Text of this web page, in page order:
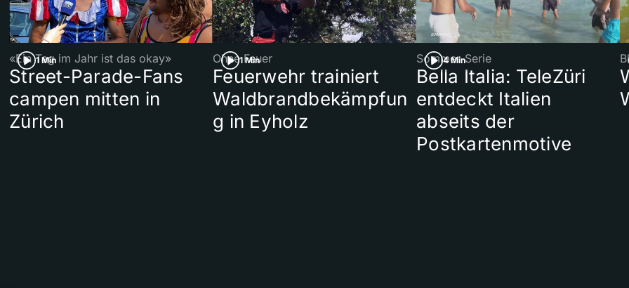
1 Min
«Ein Tag im Jahr ist das okay»
Street-Parade-Fans
campen mitten in
Zürich
1 Min
Ohne Feuer
Feuerwehr trainiert
Waldbrandbekämpfun
g in Eyholz
4 Min
Sommer-Serie
Bella Italia: TeleZüri
entdeckt Italien
abseits der
Postkartenmotive